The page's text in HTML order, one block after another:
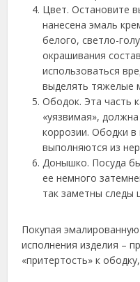
Цвет. Остановите
нанесена эмаль
белого, светло-
окрашивания
использоваться
выделять тяжелые
Ободок. Эта часть
«уязвимая»,
коррозии. Ободки в
выполняются из
Донышко. Посуда
ее немного
так заметны следы
Покупая
исполнения изделия –
«притертость» к